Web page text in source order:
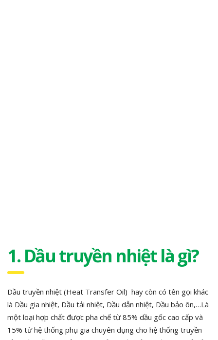
1. Dầu truyền nhiệt là gì?
Dầu truyền nhiệt (Heat Transfer Oil) hay còn có tên gọi khác
là Dầu gia nhiệt, Dầu tải nhiệt, Dầu dẫn nhiệt, Dầu bảo ôn,…Là
một loại hợp chất được pha chế từ 85% dầu gốc cao cấp và
15% từ hệ thống phụ gia chuyên dụng cho hệ thống truyền